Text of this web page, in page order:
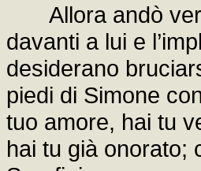
Allora andò
davanti a lui e
desiderano
piedi di Simone
tuo amore, hai tu
hai tu già onorato;